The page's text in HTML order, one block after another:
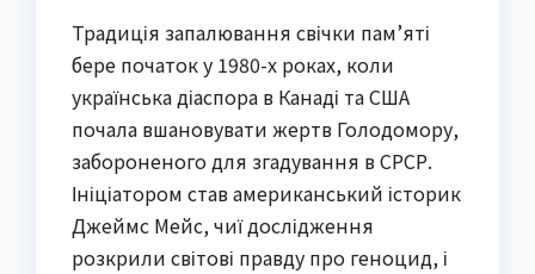
Традиція запалювання свічки пам’яті
бере початок у 1980-х роках, коли
українська діаспора в Канаді та США
почала вшановувати жертв Голодомору,
забороненого для згадування в СРСР.
Ініціатором став американський історик
Джеймс Мейс, чиї дослідження
розкрили світові правду про геноцид, і